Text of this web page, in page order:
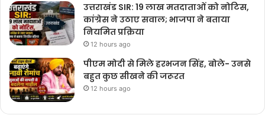
उत्तराखंड SIR: 19 लाख मतदाताओं को नोटिस,
कांग्रेस ने उठाए सवाल; भाजपा ने बताया
नियमित प्रक्रिया
12 hours ago
पीएम मोदी से मिले हरभजन सिंह, बोले- उनसे
बहुत कुछ सीखने की जरूरत
12 hours ago